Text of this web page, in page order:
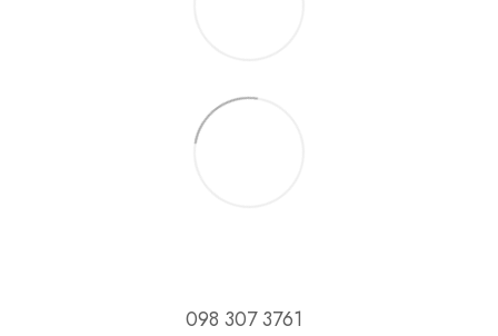
098 307 3761